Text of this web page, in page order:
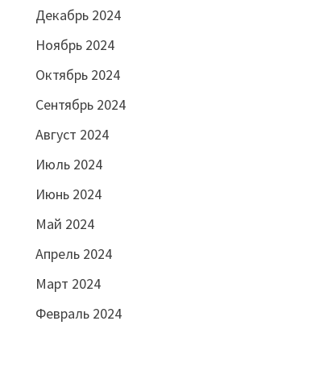
Декабрь 2024
Ноябрь 2024
Октябрь 2024
Сентябрь 2024
Август 2024
Июль 2024
Июнь 2024
Май 2024
Апрель 2024
Март 2024
Февраль 2024